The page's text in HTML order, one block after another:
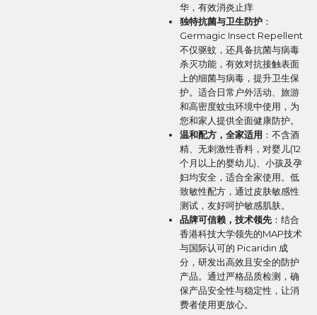
华，有效消炎止痒
独特抗菌与卫生防护：
Germagic Insect Repellent
不仅驱蚊，还具备抗菌与病毒
杀灭功能，有效对抗接触表面
上的细菌与病毒，提升卫生保
护。适合日常户外活动、旅游
和高密度蚊虫环境中使用，为
您和家人提供全面健康防护。
温和配方，全家适用 ：不含酒
精、无刺激性香料，对婴儿(12
个月以上的婴幼儿)、小孩及孕
妇均安全，适合全家使用。低
致敏性配方，通过皮肤敏感性
测试，友好呵护敏感肌肤。
品牌可信赖，技术领先：结合
香港科技大学领先的MAP技术
与国际认可的 Picaridin 成
分，研发出高效且安全的防护
产品。通过严格品质检测，确
保产品安全性与稳定性，让消
费者使用更放心。